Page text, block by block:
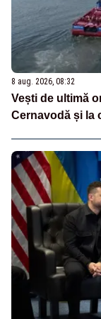
8 aug. 2026, 08:32
Vești de ultimă
Cernavodă și la